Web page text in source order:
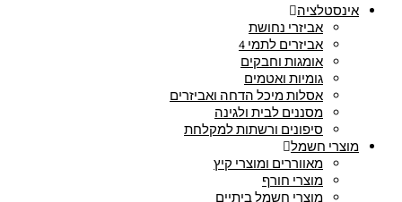
אינסטלציה
אביזרי נחושת
אביזרים לתמי 4
אומגות וחבקים
גומיות ואטמים
אסלות מיכל הדחה ואביזרים
מסננים לבית ולגינה
סיפונים ורשתות למקלחת
מוצרי חשמל
מאווררים ומוצרי קיץ
מוצרי חורף
מוצרי חשמל ביתיים